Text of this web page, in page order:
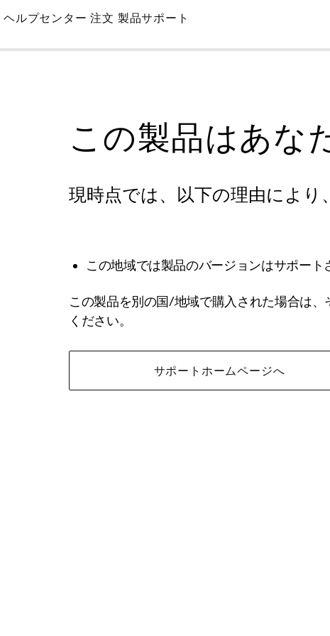
Skip
Main
ヘルプセンター 注文 製品サポート
この製品はあな
現時点では、以下の理由により
この地域では製品のバージョンはサポート
この製品を別の国/地域で購入された場合は
ください。
サポートホームページへ